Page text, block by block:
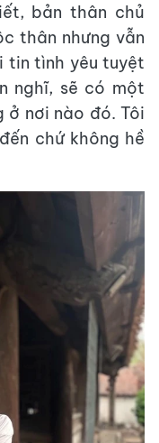
bản thân chủ
thân nhưng vẫn
tin tình yêu tuyệt
nghĩ, sẽ có một
ở nơi nào đó. Tôi
chứ không hề